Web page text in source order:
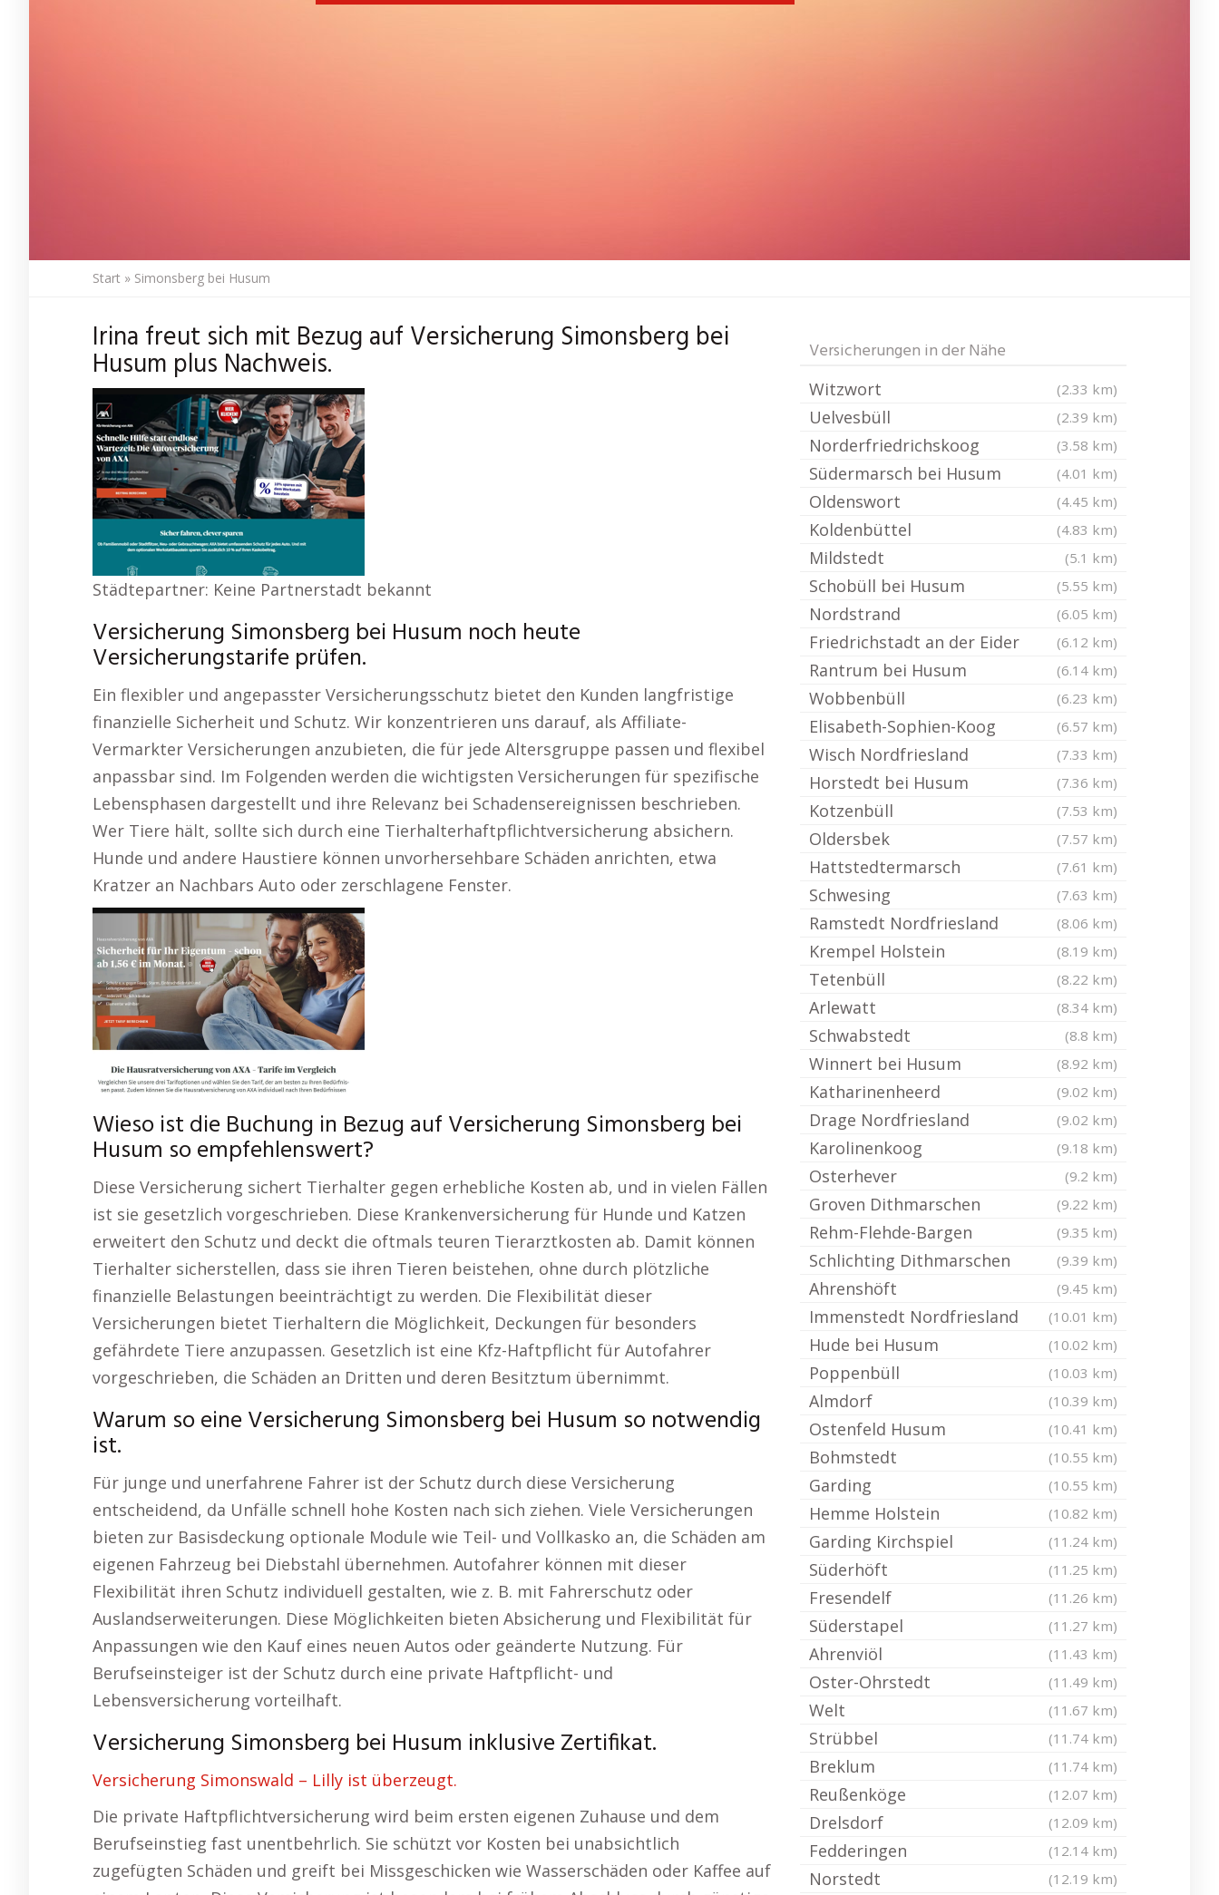
Start » Simonsberg bei Husum
Irina freut sich mit Bezug auf Versicherung Simonsberg bei
Husum plus Nachweis.
Städtepartner: Keine Partnerstadt bekannt
Versicherung Simonsberg bei Husum noch heute
Versicherungstarife prüfen.
Ein flexibler und angepasster Versicherungsschutz bietet den Kunden langfristige
finanzielle Sicherheit und Schutz. Wir konzentrieren uns darauf, als Affiliate-
Vermarkter Versicherungen anzubieten, die für jede Altersgruppe passen und flexibel
anpassbar sind. Im Folgenden werden die wichtigsten Versicherungen für spezifische
Lebensphasen dargestellt und ihre Relevanz bei Schadensereignissen beschrieben.
Wer Tiere hält, sollte sich durch eine Tierhalterhaftpflichtversicherung absichern.
Hunde und andere Haustiere können unvorhersehbare Schäden anrichten, etwa
Kratzer an Nachbars Auto oder zerschlagene Fenster.
Wieso ist die Buchung in Bezug auf Versicherung Simonsberg bei
Husum so empfehlenswert?
Diese Versicherung sichert Tierhalter gegen erhebliche Kosten ab, und in vielen Fällen
ist sie gesetzlich vorgeschrieben. Diese Krankenversicherung für Hunde und Katzen
erweitert den Schutz und deckt die oftmals teuren Tierarztkosten ab. Damit können
Tierhalter sicherstellen, dass sie ihren Tieren beistehen, ohne durch plötzliche
finanzielle Belastungen beeinträchtigt zu werden. Die Flexibilität dieser
Versicherungen bietet Tierhaltern die Möglichkeit, Deckungen für besonders
gefährdete Tiere anzupassen. Gesetzlich ist eine Kfz-Haftpflicht für Autofahrer
vorgeschrieben, die Schäden an Dritten und deren Besitztum übernimmt.
Warum so eine Versicherung Simonsberg bei Husum so notwendig
ist.
Für junge und unerfahrene Fahrer ist der Schutz durch diese Versicherung
entscheidend, da Unfälle schnell hohe Kosten nach sich ziehen. Viele Versicherungen
bieten zur Basisdeckung optionale Module wie Teil- und Vollkasko an, die Schäden am
eigenen Fahrzeug bei Diebstahl übernehmen. Autofahrer können mit dieser
Flexibilität ihren Schutz individuell gestalten, wie z. B. mit Fahrerschutz oder
Auslandserweiterungen. Diese Möglichkeiten bieten Absicherung und Flexibilität für
Anpassungen wie den Kauf eines neuen Autos oder geänderte Nutzung. Für
Berufseinsteiger ist der Schutz durch eine private Haftpflicht- und
Lebensversicherung vorteilhaft.
Versicherung Simonsberg bei Husum inklusive Zertifikat.
Versicherung Simonswald – Lilly ist überzeugt.
Die private Haftpflichtversicherung wird beim ersten eigenen Zuhause und dem
Berufseinstieg fast unentbehrlich. Sie schützt vor Kosten bei unabsichtlich
zugefügten Schäden und greift bei Missgeschicken wie Wasserschäden oder Kaffee auf
Versicherungen in der Nähe
Witzwort (2.33 km)
Uelvesbüll (2.39 km)
Norderfriedrichskoog (3.58 km)
Südermarsch bei Husum (4.01 km)
Oldenswort (4.45 km)
Koldenbüttel (4.83 km)
Mildstedt (5.1 km)
Schobüll bei Husum (5.55 km)
Nordstrand (6.05 km)
Friedrichstadt an der Eider (6.12 km)
Rantrum bei Husum (6.14 km)
Wobbenbüll (6.23 km)
Elisabeth-Sophien-Koog (6.57 km)
Wisch Nordfriesland (7.33 km)
Horstedt bei Husum (7.36 km)
Kotzenbüll (7.53 km)
Oldersbek (7.57 km)
Hattstedtermarsch (7.61 km)
Schwesing (7.63 km)
Ramstedt Nordfriesland (8.06 km)
Krempel Holstein (8.19 km)
Tetenbüll (8.22 km)
Arlewatt (8.34 km)
Schwabstedt (8.8 km)
Winnert bei Husum (8.92 km)
Katharinenheerd (9.02 km)
Drage Nordfriesland (9.02 km)
Karolinenkoog (9.18 km)
Osterhever (9.2 km)
Groven Dithmarschen (9.22 km)
Rehm-Flehde-Bargen (9.35 km)
Schlichting Dithmarschen (9.39 km)
Ahrenshöft (9.45 km)
Immenstedt Nordfriesland (10.01 km)
Hude bei Husum (10.02 km)
Poppenbüll (10.03 km)
Almdorf (10.39 km)
Ostenfeld Husum (10.41 km)
Bohmstedt (10.55 km)
Garding (10.55 km)
Hemme Holstein (10.82 km)
Garding Kirchspiel (11.24 km)
Süderhöft (11.25 km)
Fresendelf (11.26 km)
Süderstapel (11.27 km)
Ahrenviöl (11.43 km)
Oster-Ohrstedt (11.49 km)
Welt (11.67 km)
Strübbel (11.74 km)
Breklum (11.74 km)
Reußenköge (12.07 km)
Drelsdorf (12.09 km)
Fedderingen (12.14 km)
Norstedt (12.19 km)